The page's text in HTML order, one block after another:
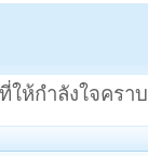
ห้กำลังใจคราบ